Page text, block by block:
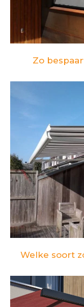
Zo
Welke soort